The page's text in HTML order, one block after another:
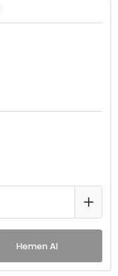
Hemen Al